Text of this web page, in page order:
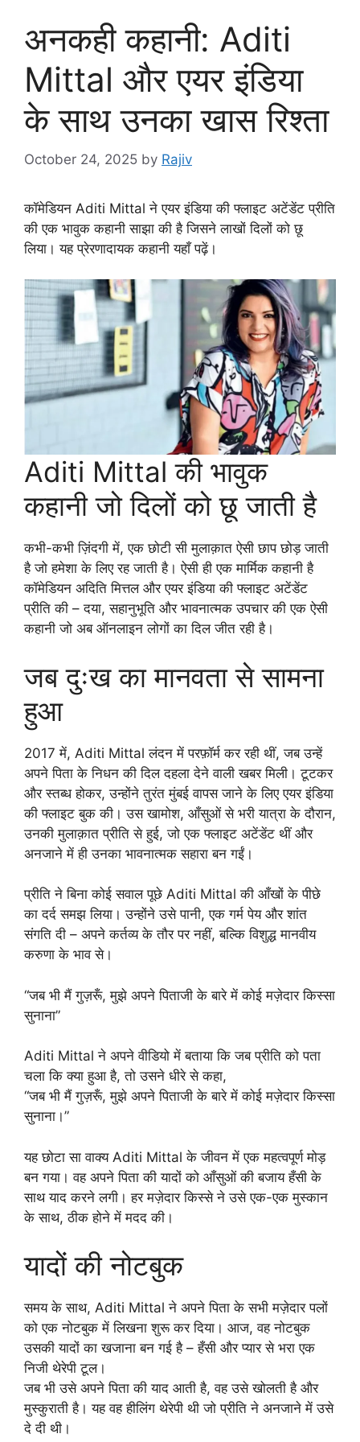
अनकही कहानी: Aditi
Mittal और एयर इंडिया
के साथ उनका खास रिश्ता
October 24, 2025 by Rajiv
कॉमेडियन Aditi Mittal ने एयर इंडिया की फ्लाइट अटेंडेंट प्रीति
की एक भावुक कहानी साझा की है जिसने लाखों दिलों को छू
लिया। यह प्रेरणादायक कहानी यहाँ पढ़ें।
Aditi Mittal की भावुक
कहानी जो दिलों को छू जाती है
कभी-कभी ज़िंदगी में, एक छोटी सी मुलाक़ात ऐसी छाप छोड़ जाती
है जो हमेशा के लिए रह जाती है। ऐसी ही एक मार्मिक कहानी है
कॉमेडियन अदिति मित्तल और एयर इंडिया की फ्लाइट अटेंडेंट
प्रीति की – दया, सहानुभूति और भावनात्मक उपचार की एक ऐसी
कहानी जो अब ऑनलाइन लोगों का दिल जीत रही है।
जब दुःख का मानवता से सामना
हुआ
2017 में, Aditi Mittal लंदन में परफ़ॉर्म कर रही थीं, जब उन्हें
अपने पिता के निधन की दिल दहला देने वाली खबर मिली। टूटकर
और स्तब्ध होकर, उन्होंने तुरंत मुंबई वापस जाने के लिए एयर इंडिया
की फ्लाइट बुक की। उस खामोश, आँसुओं से भरी यात्रा के दौरान,
उनकी मुलाक़ात प्रीति से हुई, जो एक फ्लाइट अटेंडेंट थीं और
अनजाने में ही उनका भावनात्मक सहारा बन गईं।
प्रीति ने बिना कोई सवाल पूछे Aditi Mittal की आँखों के पीछे
का दर्द समझ लिया। उन्होंने उसे पानी, एक गर्म पेय और शांत
संगति दी – अपने कर्तव्य के तौर पर नहीं, बल्कि विशुद्ध मानवीय
करुणा के भाव से।
“जब भी मैं गुज़रूँ, मुझे अपने पिताजी के बारे में कोई मज़ेदार किस्सा
सुनाना”
Aditi Mittal ने अपने वीडियो में बताया कि जब प्रीति को पता
चला कि क्या हुआ है, तो उसने धीरे से कहा,
“जब भी मैं गुज़रूँ, मुझे अपने पिताजी के बारे में कोई मज़ेदार किस्सा
सुनाना।”
यह छोटा सा वाक्य Aditi Mittal के जीवन में एक महत्वपूर्ण मोड़
बन गया। वह अपने पिता की यादों को आँसुओं की बजाय हँसी के
साथ याद करने लगी। हर मज़ेदार किस्से ने उसे एक-एक मुस्कान
के साथ, ठीक होने में मदद की।
यादों की नोटबुक
समय के साथ, Aditi Mittal ने अपने पिता के सभी मज़ेदार पलों
को एक नोटबुक में लिखना शुरू कर दिया। आज, वह नोटबुक
उसकी यादों का खजाना बन गई है – हँसी और प्यार से भरा एक
निजी थेरेपी टूल।
जब भी उसे अपने पिता की याद आती है, वह उसे खोलती है और
मुस्कुराती है। यह वह हीलिंग थेरेपी थी जो प्रीति ने अनजाने में उसे
दे दी थी।